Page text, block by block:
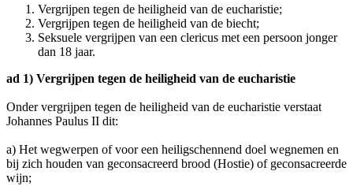
Vergrijpen tegen de heiligheid van de eucharistie;
Vergrijpen tegen de heiligheid van de biecht;
Seksuele vergrijpen van een clericus met een persoon jonger
dan 18 jaar.
ad 1) Vergrijpen tegen de heiligheid van de eucharistie
Onder vergrijpen tegen de heiligheid van de eucharistie verstaat
Johannes Paulus II dit:
a) Het wegwerpen of voor een heiligschennend doel wegnemen en
bij zich houden van geconsacreerd brood (Hostie) of geconsacreerde
wijn;